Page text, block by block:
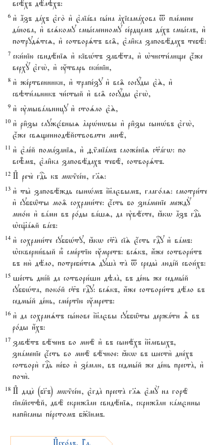
всёхъ дёлэхъ:
6 и3 ѓзъ дaхъ є3го2 и3 є3ліaва сы1на ґхісамaхова t пле1мене
дaнова, и3 всsкому смы1сленному се1рдцемъ дaхъ смы1слъ, и3
потрудsтсz, и3 сотворsтъ вс‰, є3ли6ка заповёдахъ тебЁ:
7 ски1нію свидёніz и3 ківHтъ завёта, и3 њчисти1лище є4же
верхY є3гw2, и3 ќтварь ски1ніи,
8 и3 же1ртвенники, и3 трапе1зу и3 вс‰ сосyды є3S, и3
свэти1льникъ чи1стый и3 вс‰ сосyды є3гw2,
9 и3 ўмывaльницу и3 стоsло є3S,
10 и3 ри6зы служє1бныz ґарHнwвы и3 ри6зы сынHвъ є3гw2,
є4же свzщеннодёйствовати мнЁ,
11 и3 є3ле1й помaзаніz, и3 fmміaмъ сложе1ніz с™aгw: по
всBмъ, є3ли6ка заповёдахъ тебЁ, сотворsтъ.
12 И# рече2 гDь къ мwmсе1ю, гlz:
13 и3 ты2 заповёждь сынHмъ ї}лєвымъ, глаго1лz: смотри1те
и3 суббw6ты мо‰ сохрани1те: є4сть бо знaменіе междY
мно1ю и3 вaми въ ро1ды вaшz, да ўвёсте, ћкw ѓзъ гDь
њсщ7azй вaсъ:
14 и3 сохрани1те суббHту, ћкw с™A сіS є4сть гDу и3 вaмъ:
њскверни1вый ю5 сме1ртію ќмретъ: всsкъ, и4же сотвори1тъ
въ ню2 дёло, потреби1тсz душA тA t среды2 людjй свои1хъ:
15 ше1сть днjй да сотвори1ши дэлA, въ де1нь же седмы1й
суббHта, поко1й с™ъ гDу: всsкъ, и4же сотвори1тъ дёло въ
седмы1й де1нь, сме1ртію ќмретъ:
16 и3 да сохранsтъ сы1нове ї}лєвы суббw6ты держaти | въ
ро1ды и4хъ:
17 завётъ вёченъ во мнЁ и3 въ сынёхъ ї}левыхъ,
знaменіе є4сть во мнЁ вёчное: ћкw въ шести2 дне1хъ
сотвори2 гDь не1бо и3 зе1млю, въ седмы1й же де1нь престA, и3
почи2.
18 И# даде2 (бг7ъ) мwmсе1ю, є3гдA престA гlz є3мY на горЁ
сінaйстэй, двЁ скриж†ли свидёніz, скриж†ли кaмєнны
напи6саны пе1рстомъ б9іимъ.